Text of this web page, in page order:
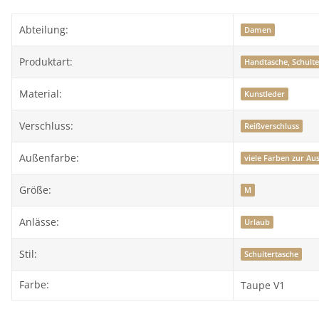
Abteilung: Damen
Produktart: Handtasche,
Material: Kunstleder
Verschluss: Reißverschluss
Außenfarbe: viele Farben zur
Größe: M
Anlässe: Urlaub
Stil: Schultertasche
Farbe: Taupe V1